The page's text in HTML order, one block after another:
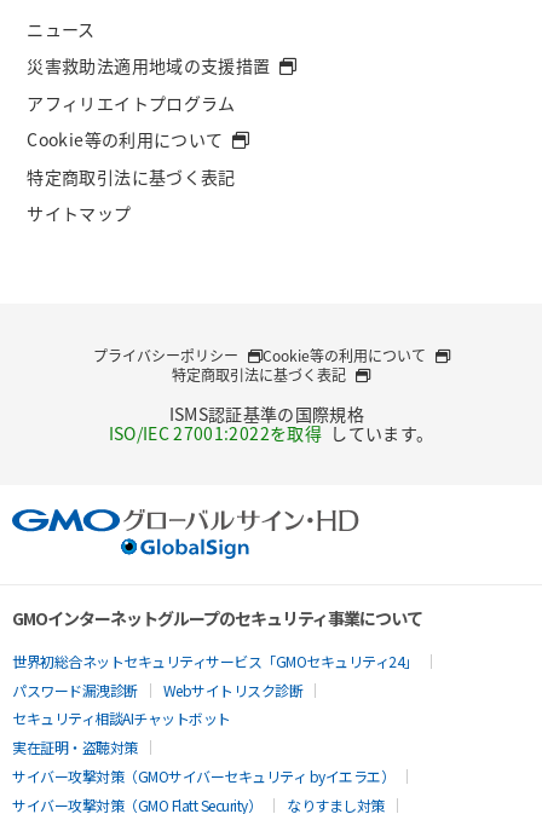
ニュース
災害救助法適用地域の支援措置
アフィリエイトプログラム
Cookie等の利用について
特定商取引法に基づく表記
サイトマップ
プライバシーポリシー
Cookie等の利用について
特定商取引法に基づく表記
ISMS認証基準の国際規格
ISO/IEC 27001:2022を取得しています。
GMOインターネットグループのセキュリティ事業について
世界初総合ネットセキュリティサービス「GMOセキュリティ24」
パスワード漏洩診断
Webサイトリスク診断
セキュリティ相談AIチャットボット
実在証明・盗聴対策
サイバー攻撃対策（GMOサイバーセキュリティ byイエラエ）
サイバー攻撃対策（GMO Flatt Security）
なりすまし対策